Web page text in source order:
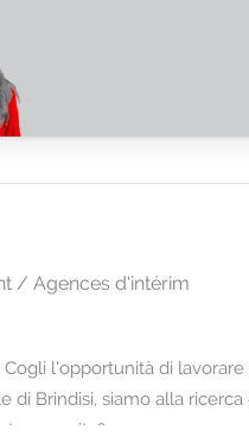
/ Agences d'intérim
l'opportunità di
di Brindisi, siamo alla
crescita?